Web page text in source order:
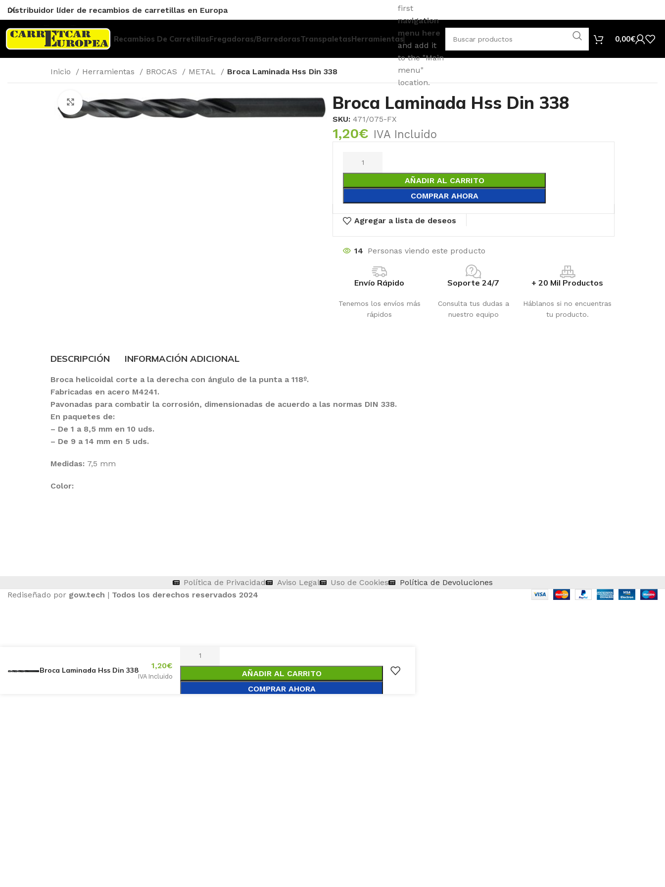
Recambios De CarretillasFregadoras/BarredorasTranspaletasHerramientas
first
navigation
menu here
and add it
to the "Main
menu"
location.
0,00€
Inicio Herramientas BROCAS METAL Broca Laminada Hss Din 338
Click to enlarge Broca Laminada Hss Din 338
SKU: 471/075-FX
1,20€ IVA Incluido
AÑADIR AL CARRITO
COMPRAR AHORA
Agregar a lista de deseos
14 Personas viendo este producto
Envío Rápido
Tenemos los envíos más
rápidos
Soporte 24/7
Consulta tus dudas a
nuestro equipo
+ 20 Mil Productos
Háblanos si no encuentras
tu producto.
DESCRIPCIÓN INFORMACIÓN ADICIONAL
Broca helicoidal corte a la derecha con ángulo de la punta a 118º.
Fabricadas en acero M4241.
Pavonadas para combatir la corrosión, dimensionadas de acuerdo a las normas DIN 338.
En paquetes de:
– De 1 a 8,5 mm en 10 uds.
– De 9 a 14 mm en 5 uds.
Medidas: 7,5 mm
Color:
Política de Privacidad Aviso Legal Uso de Cookies
Política de Devoluciones
Rediseñado por gow.tech | Todos los derechos reservados 2024
Distribuidor líder de recambios de carretillas en Europa
Broca Laminada Hss Din 338 1,20€
IVA Incluido
AÑADIR AL CARRITO
COMPRAR AHORA